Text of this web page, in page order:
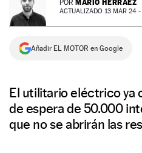
NEWSLETTER
SÍGUENOS
POR MARIO HERRÁEZ
ACTUALIZADO 13 MAR 24
Añadir EL MOTOR en Google
El utilitario eléctrico ya
de espera de 50.000
que no se abrirán las